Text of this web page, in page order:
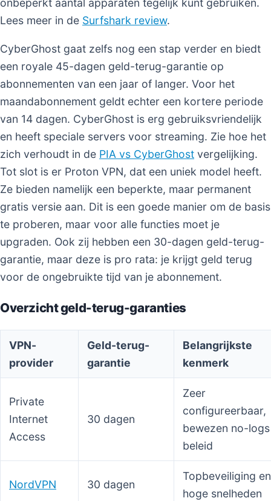
onbeperkt aantal apparaten tegelijk kunt gebruiken.
Lees meer in de Surfshark review.
CyberGhost gaat zelfs nog een stap verder en biedt
een royale 45-dagen geld-terug-garantie op
abonnementen van een jaar of langer. Voor het
maandabonnement geldt echter een kortere periode
van 14 dagen. CyberGhost is erg gebruiksvriendelijk
en heeft speciale servers voor streaming. Zie hoe het
zich verhoudt in de PIA vs CyberGhost vergelijking.
Tot slot is er Proton VPN, dat een uniek model heeft.
Ze bieden namelijk een beperkte, maar permanent
gratis versie aan. Dit is een goede manier om de basis
te proberen, maar voor alle functies moet je
upgraden. Ook zij hebben een 30-dagen geld-terug-
garantie, maar deze is pro rata: je krijgt geld terug
voor de ongebruikte tijd van je abonnement.
Overzicht geld-terug-garanties
VPN-
provider
Geld-terug-
garantie
Belangrijkste
kenmerk
Private
Internet
Access
30 dagen
Zeer
configureerbaar,
bewezen no-logs
beleid
NordVPN 30 dagen
Topbeveiliging en
hoge snelheden